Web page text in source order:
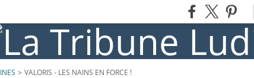
> VALORIS - LES NAINS EN FORCE !